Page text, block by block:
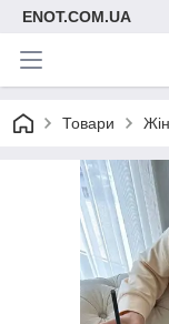
ENOT.COM.UA
Товари